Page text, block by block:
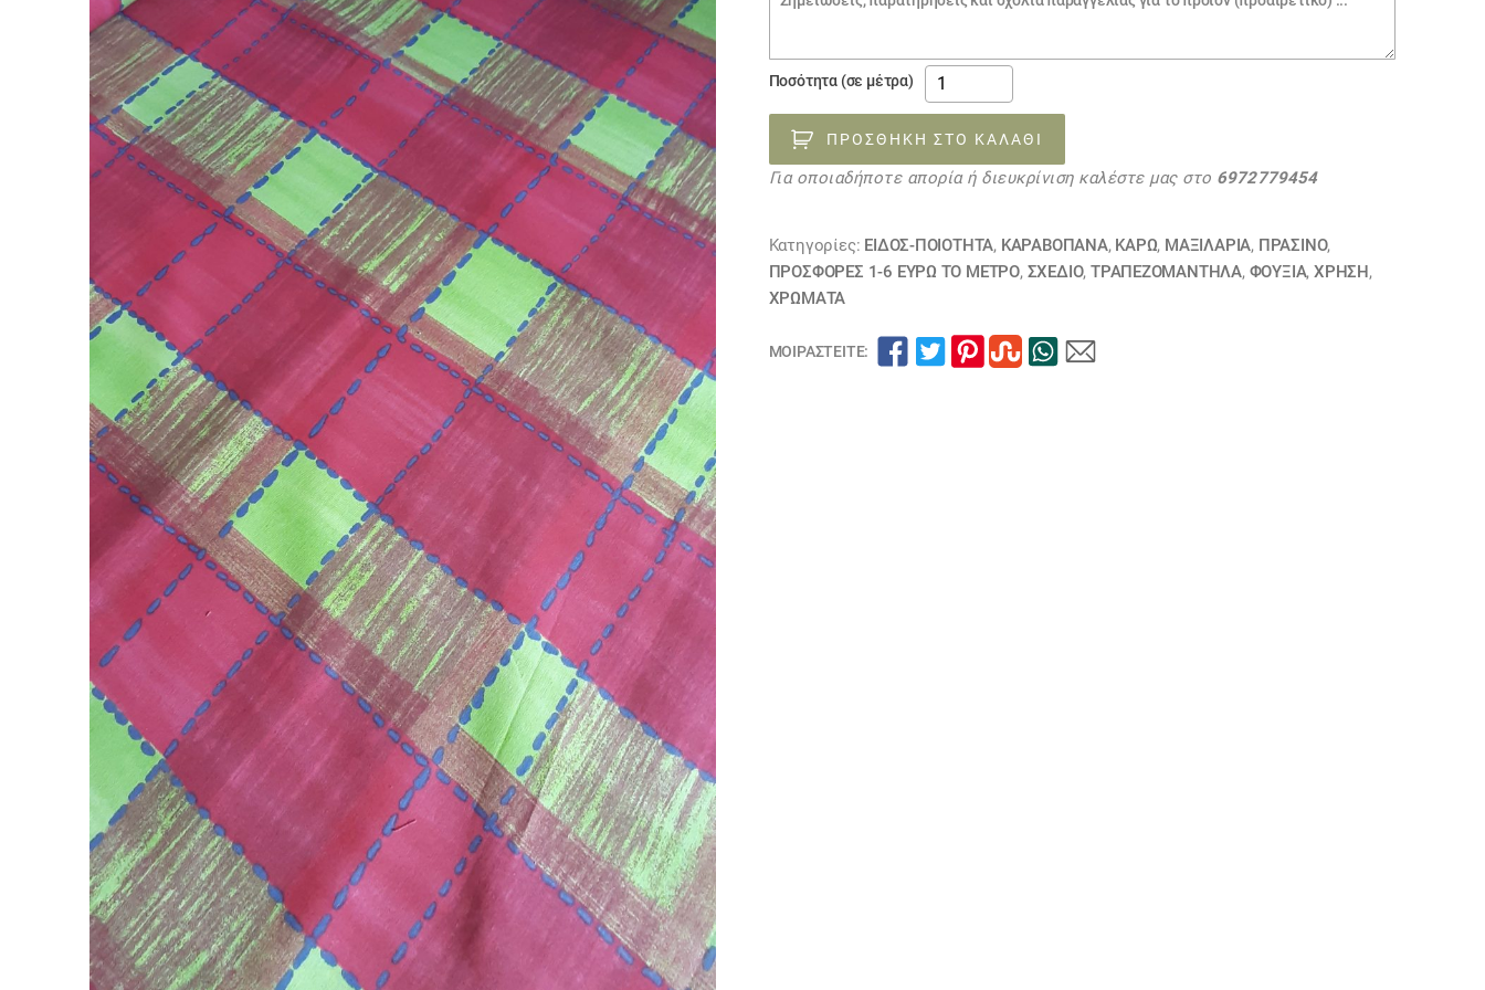
€6.50.
Ποσότητα (σε μέτρα)
Ύφασμα
καρώ
φούξια
πράσινο
13052210
ΠΡΟΣΘΉΚΗ ΣΤΟ ΚΑΛΆΘΙ
Για οποιαδήποτε απορία ή διευκρίνιση καλέστε μας στο 6972779454
Κατηγορίες: ΕΙΔΟΣ-ΠΟΙΟΤΗΤΑ, ΚΑΡΑΒΌΠΑΝΑ, ΚΑΡΏ, ΜΑΞΙΛΆΡΙΑ, ΠΡΑΣΙΝΟ,
ΠΡΟΣΦΟΡΕΣ 1-6 ΕΥΡΩ ΤΟ ΜΕΤΡΟ, ΣΧΕΔΙΟ, ΤΡΑΠΕΖΟΜΆΝΤΗΛΑ, ΦΟΥΞΙΑ, ΧΡΗΣΗ,
ΧΡΏΜΑΤΑ
ΜΟΙΡΑΣΤΕΊΤΕ: